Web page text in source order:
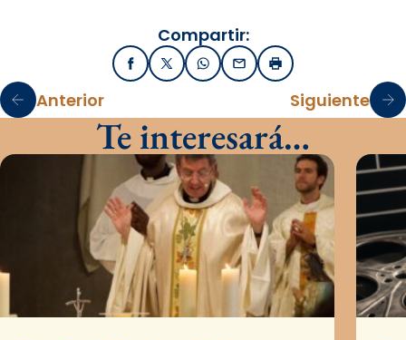
Compartir:
FacebookX / TwitterWhatsApp
EmailImprimir
Anterior Siguiente
Te interesará…